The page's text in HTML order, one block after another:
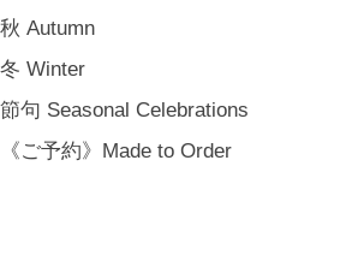
秋 Autumn
冬 Winter
節句 Seasonal Celebrations
《ご予約》Made to Order